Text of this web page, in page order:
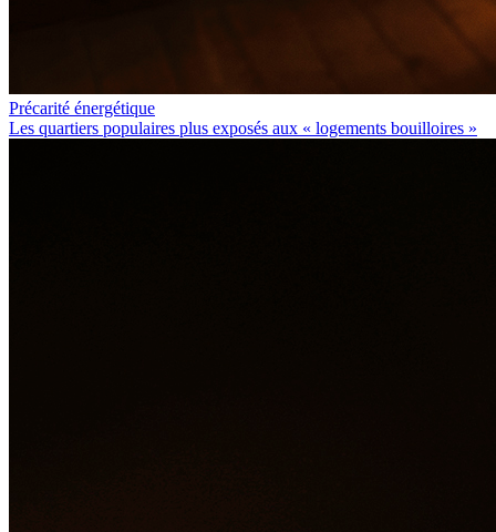
Précarité énergétique
Les quartiers populaires plus exposés aux « logements bouilloires »